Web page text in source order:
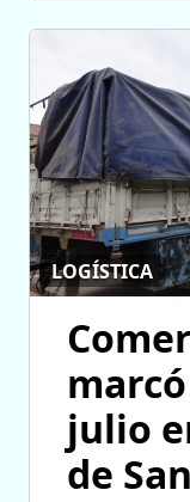
LOGÍSTICA
julio
de